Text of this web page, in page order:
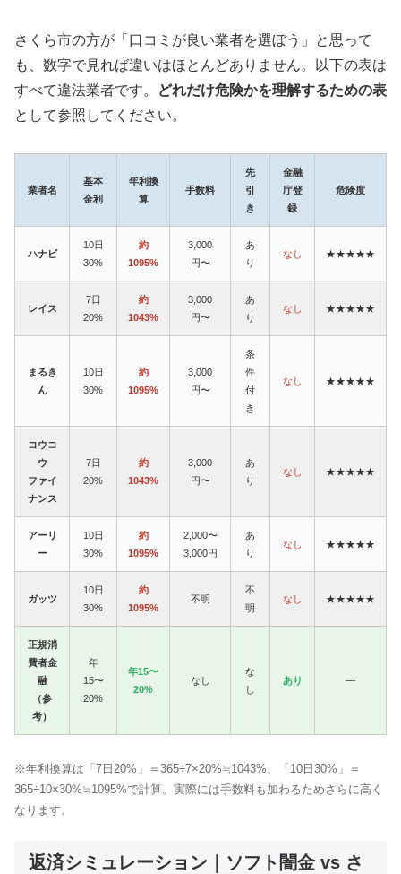
さくら市の方が「口コミが良い業者を選ぼう」と思って
も、数字で見れば違いはほとんどありません。以下の表は
すべて違法業者です。
どれだけ危険かを理解するための表
として参照してください。
業者名
基本
金利
年利換
算
手数料
先
引
き
金融
庁登
録
危険度
ハナビ
10日
30%
約
1095%
3,000
円〜
あ
り
なし ★★★★★
レイス
7日
20%
約
1043%
3,000
円〜
あ
り
なし ★★★★★
まるき
ん
10日
30%
約
1095%
3,000
円〜
条
件
付
き
なし ★★★★★
コウコ
ウ
ファイ
ナンス
7日
20%
約
1043%
3,000
円〜
あ
り
なし ★★★★★
アーリ
ー
10日
30%
約
1095%
2,000〜
3,000円
あ
り
なし ★★★★★
ガッツ
10日
30%
約
1095%
不明
不
明
なし ★★★★★
正規消
費者金
融
（参
考）
年
15〜
20%
年15〜
20%
なし
な
し
あり —
※年利換算は「7日20%」＝365÷7×20%≒1043%、「10日30%」＝
365÷10×30%≒1095%で計算。実際には手数料も加わるためさらに高く
なります。
返済シミュレーション｜ソフト闇金 vs さ